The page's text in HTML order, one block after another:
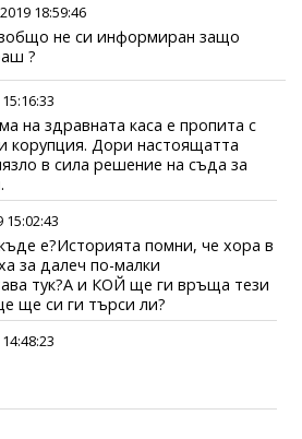
18:59:46
не си информиран защо
?
на здравната каса е пропита с
корупция. Дори настоящатта
в сила решение на съда за
15:02:43
е?Историята помни, че хора в
за далеч по-малки
тук?А и КОЙ ще ги връща тези
ще си ги търси ли?